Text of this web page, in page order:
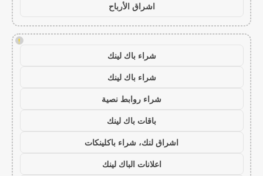
اشراق الأرباح
!
شراء باك لينك
شراء باك لينك
شراء روابط نصية
باقات باك لينك
اشراق لنك، شراء باكلينكات
اعلانات الباك لينك